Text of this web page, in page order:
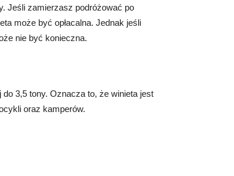
Jeśli zamierzasz podróżować po
może być opłacalna. Jednak jeśli
nie być konieczna.
3,5 tony. Oznacza to, że winieta jest
oraz kamperów.